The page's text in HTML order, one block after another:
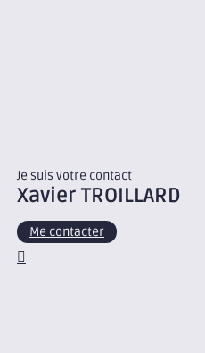
Je suis votre contact
XavierTROILLARD
Me contacter